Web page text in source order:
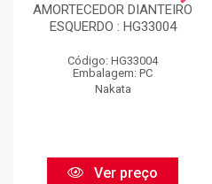
AMORTECEDOR DIANTEIRO
ESQUERDO : HG33004
Código: HG33004
Embalagem: PC
Nakata
Ver preço